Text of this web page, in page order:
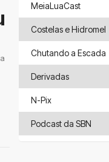
MeiaLuaCast
Costelas e Hidromel
Chutando a Escada
Derivadas
N-Pix
Podcast da SBN